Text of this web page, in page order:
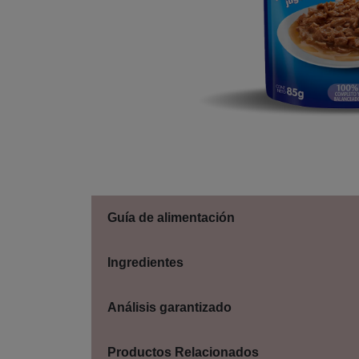
Guía de alimentación
Ingredientes
Análisis garantizado
Productos Relacionados